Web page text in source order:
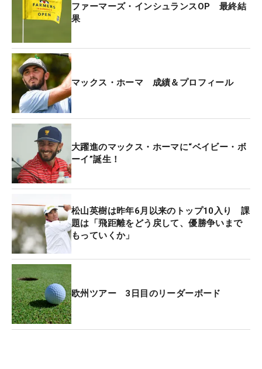
の2016年に、結婚式を翌日に控えた親友が「独身最
後の記念にトリー・パインズを回りたい」と言い出
し、一緒にラウンドした際、ライダーの方が「トリ
ー・パインズに恋した」。以来、この地は彼にとっ
て特別な場所になった。
そんな2人の胸の中には特別な場所で「勝ちたい」
という想いが溢れていたのだろう。最終日は力が入
り過ぎてしまった感がある。他選手たちが軒並みス
コアを伸ばした中で、ラームは2オーバー、ライダ
ーは3オーバー。上位陣の中では最終組の2人だけが
オーバーパーを喫し、優勝争いから脱落したこと
実に物語っていた。
そうやって2人が崩れていった傍らで、ベテラン選
手たちは間隙を縫うようにリーダーボードを駆け上
った。キーガン・ブラッドリーやコリン・モリカワ
（ともに米国）のチャージは、さすがメジャー・チ
ャンピオンのゴルフだった。
ファーマーズ・インシュランスOP 最終結
果
マックス・ホーマ 成績＆プロフィール
大躍進のマックス・ホーマに“ベイビー・ボ
ーイ”誕生！
松山英樹は昨年6月以来のトップ10入り 課
題は「飛距離をどう戻して、優勝争いまで
もっていくか」
欧州ツアー 3日目のリーダーボード